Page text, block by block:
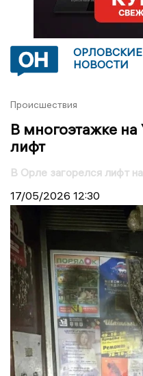
ОРЛОВСКИЕ
НОВОСТИ
Происшествия
В многоэтажке на
лифт
В Орле загорелся лифт
17/05/2026 12:30